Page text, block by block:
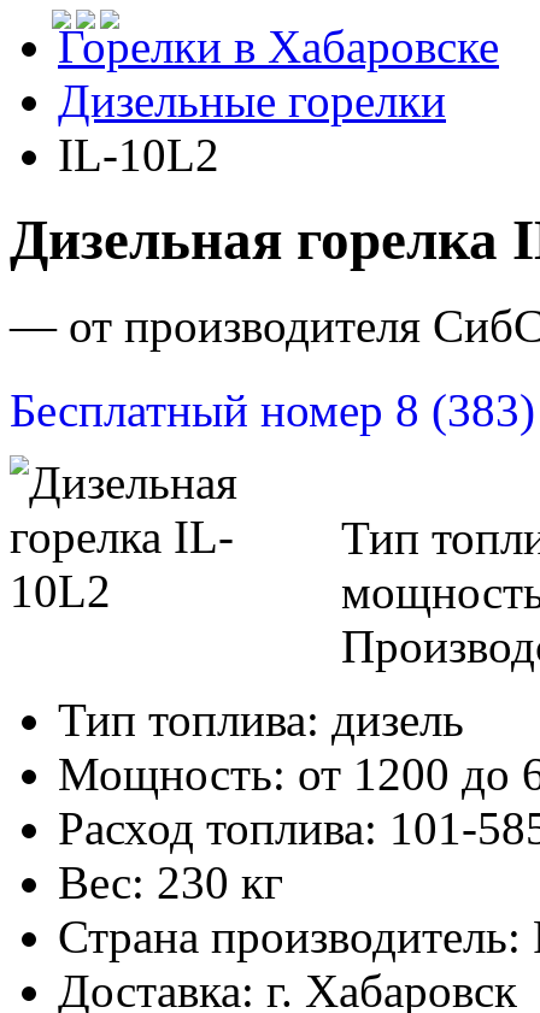
Горелки в Хабаровске
Дизельные горелки
IL-10L2
Дизельная горелка
— от производителя
Бесплатный номер 8
Тип
Тип топлива: дизель
Мощность: от 1200 до
Расход топлива: 101-
Вес: 230 кг
Страна производитель:
Доставка: г. Хабаровск